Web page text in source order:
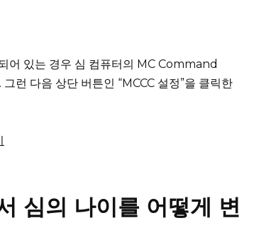
있는 경우 심 컴퓨터의 MC Command
그런 다음 상단 버튼인 “MCCC 설정”을 클릭한
의 나이를 어떻게 변